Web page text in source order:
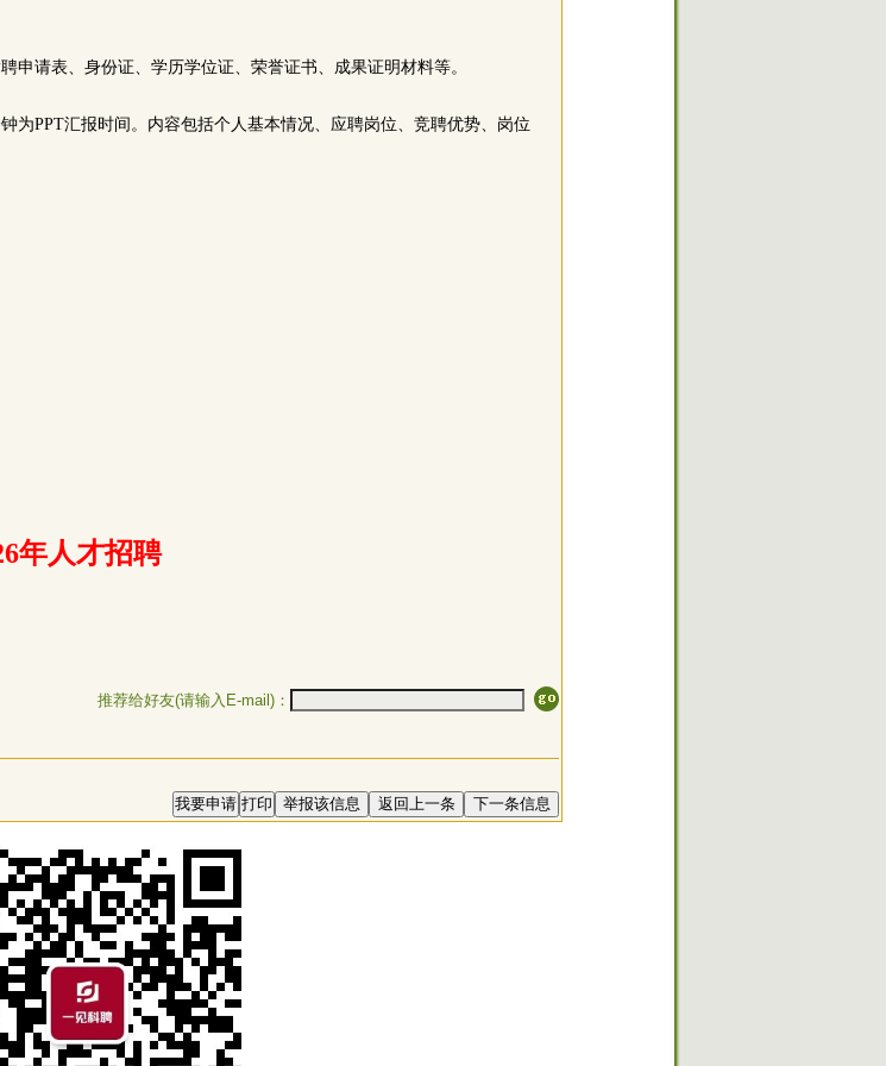
申请表、身份证、学历学位证、荣誉证书、成果证明材料等。
为PPT汇报时间。内容包括个人基本情况、应聘岗位、竞聘优势、岗位
年人才招聘
推荐给好友(请输入E-mail)：